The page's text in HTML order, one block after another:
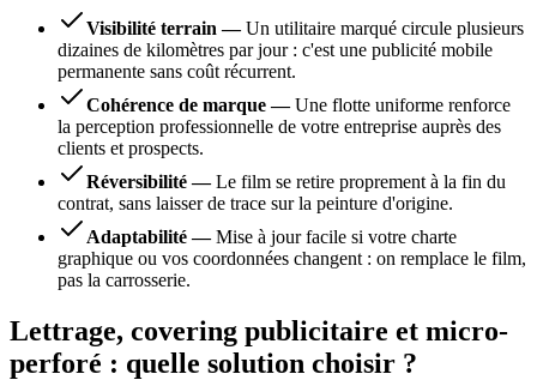
Visibilité terrain — Un utilitaire marqué circule plusieurs
dizaines de kilomètres par jour : c'est une publicité mobile
permanente sans coût récurrent.
Cohérence de marque— Une flotte uniforme renforce
la perception professionnelle de votre entreprise auprès des
clients et prospects.
Réversibilité— Le film se retire proprement à la fin du
contrat, sans laisser de trace sur la peinture d'origine.
Adaptabilité— Mise à jour facile si votre charte
graphique ou vos coordonnées changent : on remplace le film,
pas la carrosserie.
Lettrage, covering publicitaire et micro-
perforé : quelle solution choisir ?